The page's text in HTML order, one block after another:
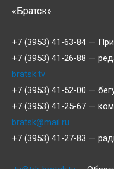
«Братск»
+7 (3953) 41-63-84 —
+7 (3953) 41-26-88 —
bratsk.tv
+7 (3953) 41-52-00 —
+7 (3953) 41-25-67 —
bratsk@mail.ru
+7 (3953) 41-27-83 —